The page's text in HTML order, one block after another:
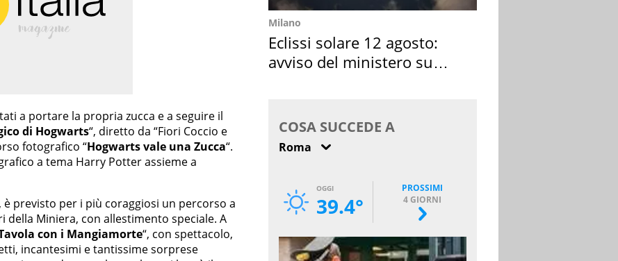
a portare la propria zucca e a seguire il
di Hogwarts“, diretto da “Fiori Coccio e
fotografico “Hogwarts vale una Zucca“.
a tema Harry Potter assieme a
previsto per i più coraggiosi un percorso a
della Miniera, con allestimento speciale. A
con i Mangiamorte“, con spettacolo,
incantesimi e tantissime sorprese
Milano
Eclissi solare 12 agosto:
avviso del ministero su